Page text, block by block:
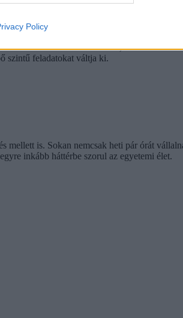
Policy
megkaphatják nettóban is: a 2350 forint
csökkent az állások száma, főként az
szintű feladatokat váltja ki.
is. Sokan nemcsak heti pár órát
inkább háttérbe szorul az egyetemi élet.